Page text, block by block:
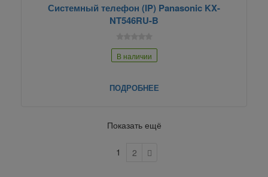
Системный телефон (IP) Panasonic KX-
NT546RU-B
В наличии
ПОДРОБНЕЕ
Показать ещё
1 2